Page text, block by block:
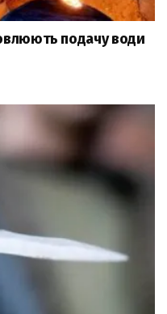
подачу води